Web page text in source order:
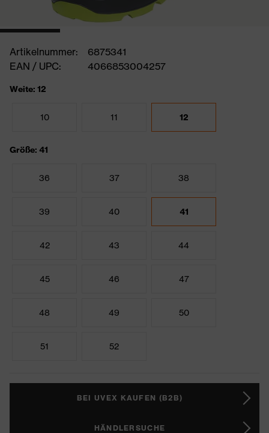
Artikelnummer:
6875341
EAN / UPC:
4066853004257
Weite: 12
10 11 12
Größe: 41
36 37 38
39 40 41
42 43 44
45 46 47
48 49 50
51 52
BEI UVEX KAUFEN (B2B)
HÄNDLERSUCHE